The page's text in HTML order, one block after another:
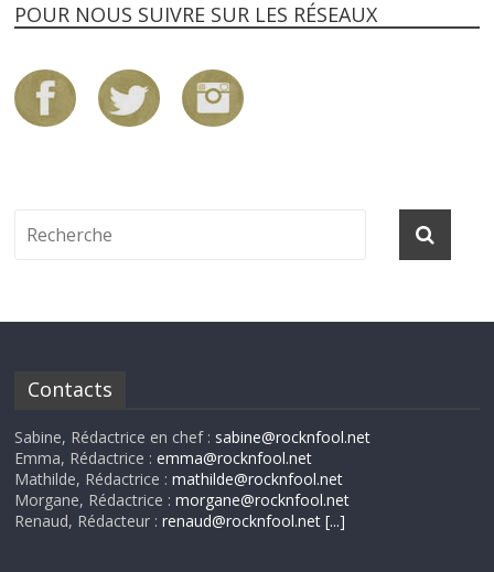
POUR NOUS SUIVRE SUR LES RÉSEAUX
Contacts
Sabine, Rédactrice en chef : sabine@rocknfool.net
Emma, Rédactrice :emma@rocknfool.net
Mathilde, Rédactrice :mathilde@rocknfool.net
Morgane, Rédactrice :morgane@rocknfool.net
Renaud, Rédacteur :renaud@rocknfool.net [...]